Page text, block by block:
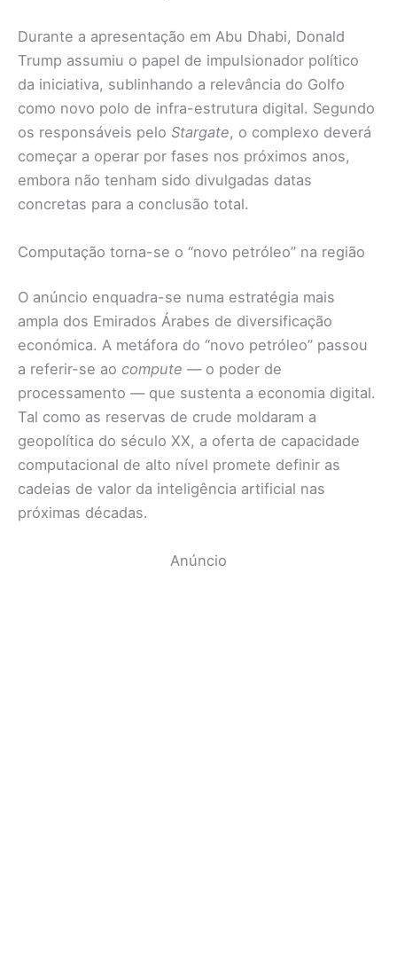
Durante a apresentação em Abu Dhabi, Donald
Trump assumiu o papel de impulsionador político
da iniciativa, sublinhando a relevância do Golfo
como novo polo de infra-estrutura digital. Segundo
os responsáveis pelo Stargate, o complexo deverá
começar a operar por fases nos próximos anos,
embora não tenham sido divulgadas datas
concretas para a conclusão total.
Computação torna-se o “novo petróleo” na região
O anúncio enquadra-se numa estratégia mais
ampla dos Emirados Árabes de diversificação
económica. A metáfora do “novo petróleo” passou
a referir-se ao compute — o poder de
processamento — que sustenta a economia digital.
Tal como as reservas de crude moldaram a
geopolítica do século XX, a oferta de capacidade
computacional de alto nível promete definir as
cadeias de valor da inteligência artificial nas
próximas décadas.
Anúncio